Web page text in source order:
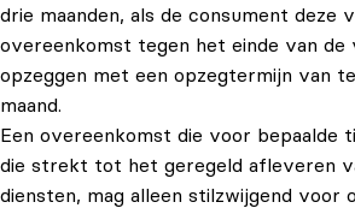
drie maanden, als de consument deze
overeenkomst tegen het einde van de
opzeggen met een opzegtermijn van
maand.
Een overeenkomst die voor bepaalde
die strekt tot het geregeld afleveren
diensten, mag alleen stilzwijgend voor